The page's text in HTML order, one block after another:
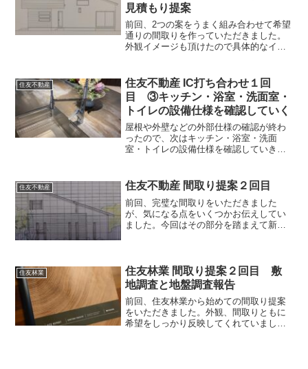
見積もり提案
前回、2つの案をうまく組み合わせて希望
通りの間取りを作っていただきました。
外観イメージも頂けたので具体的なイメ
部分の確認させていただき、問題なけれ
ば見積もりもだいたい固まるので、いよ
いよ費用がわかります。
住友不動産
住友不動産 IC打ち合わせ１回
目 ③キッチン・浴室・洗面室・
トイレの設備仕様を確認していく
屋根や外壁などの外部仕様の確認が終わ
ったので、次はキッチン・浴室・洗面
室・トイレの設備仕様を確認していきま
オリジナルキッチン、住友不動産オリジ
ナル洗面台を。浴室は積水ホームテク
ノ、トイレはパナソニックを選びまし
た。
住友不動産 住友不動産 間取り提案２回目
前回、完璧な間取りをいただきました
が、気になる点をいくつかお伝えしてい
ました。今回はその部分を踏まえて新た
住友林業
住友林業 間取り提案２回目 敷
地調査と地盤調査報告
前回、住友林業から始めての間取り提案
をいただきました。外観、間取りともに
希望をしっかり反映してくれていまし